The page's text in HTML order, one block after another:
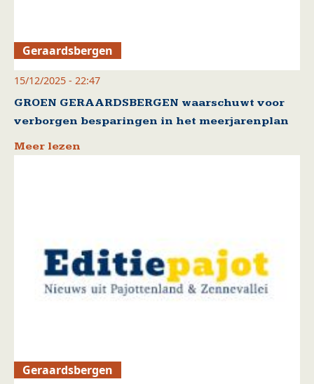
Geraardsbergen
15/12/2025 - 22:47
GROEN GERAARDSBERGEN waarschuwt voor
verborgen besparingen in het meerjarenplan
Meer lezen
Geraardsbergen